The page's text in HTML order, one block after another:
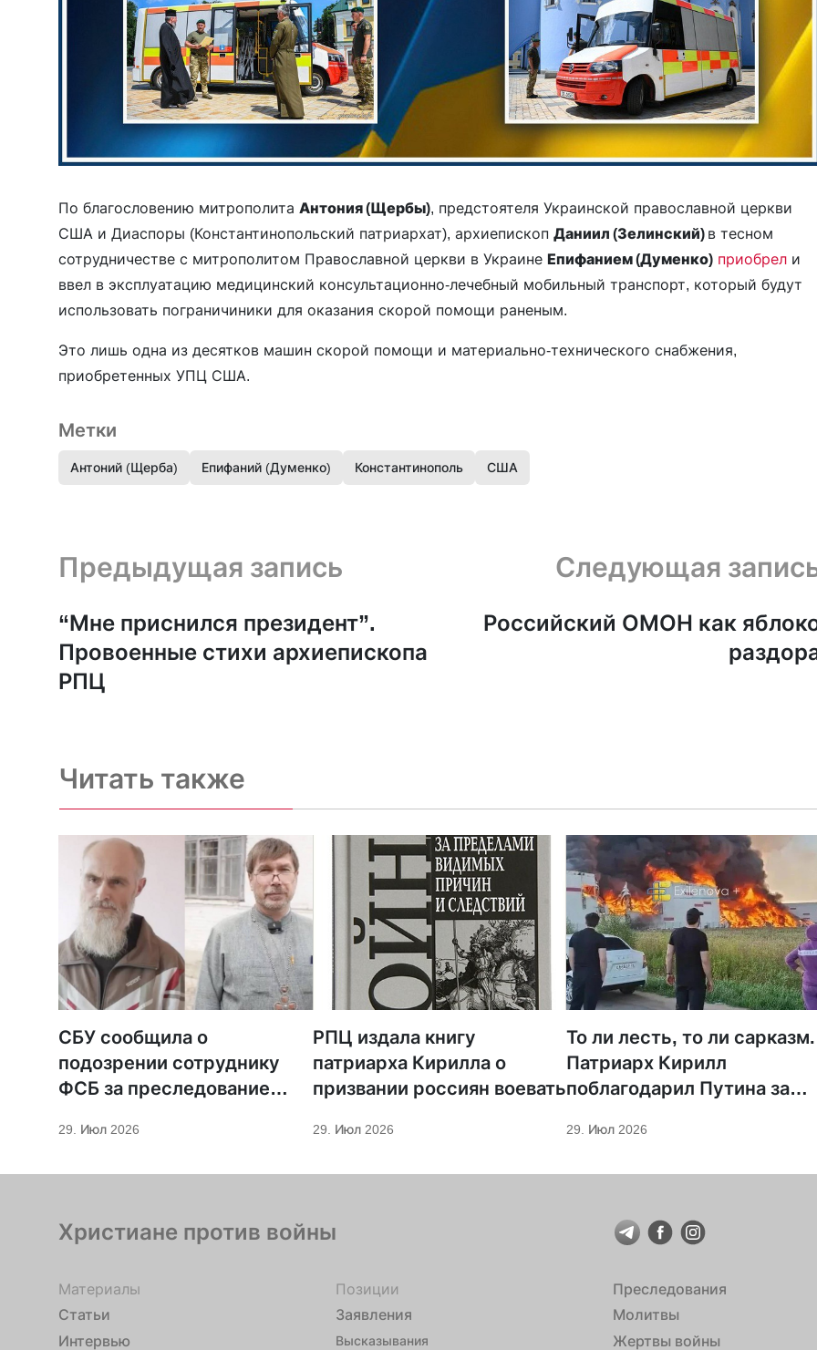
По благословению митрополита Антония (Щербы), предстоятеля Украинской православной церкви
США и Диаспоры (Константинопольский патриархат), архиепископ Даниил (Зелинский) в тесном
сотрудничестве с митрополитом Православной церкви в Украине Епифанием (Думенко) приобрел и
ввел в эксплуатацию медицинский консультационно-лечебный мобильный транспорт, который будут
использовать пограничиники для оказания скорой помощи раненым.
Это лишь одна из десятков машин скорой помощи и материально-технического снабжения,
приобретенных УПЦ США.
Метки
Антоний (Щерба) Епифаний (Думенко) Константинополь США
Предыдущая запись и следующая запись
Предыдущая запись
“Мне приснился президент”.
Провоенные стихи архиепископа
РПЦ
Следующая
Российский ОМОН как
Читать также
СБУ сообщила о
подозрении сотруднику
ФСБ за преследование
29. Июл 2026
РПЦ издала книгу
патриарха Кирилла о
призвании россиян воевать
29. Июл 2026
То ли лесть, то ли сарказм.
Патриарх Кирилл
поблагодарил Путина за
экономическое развитие
29. Июл 2026
Христиане против войны
Материалы
Статьи
Интервью
Позиции
Заявления
Высказывания
Преследования
Молитвы
Жертвы войны